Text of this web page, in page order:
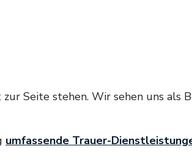
Seite stehen. Wir sehen uns
umfassende Trauer-